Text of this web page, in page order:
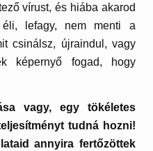
vírust, és hiába akarod
lefagy, nem menti a
csinálsz, újraindul, vagy
képernyő fogad, hogy
vagy, egy tökéletes
tudná hozni!
annyira fertőzöttek